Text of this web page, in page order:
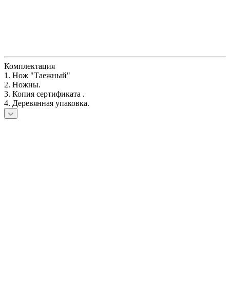
Комплектация
1. Нож "Таежный"
2. Ножны.
3. Копия сертификата .
4. Деревянная упаковка.